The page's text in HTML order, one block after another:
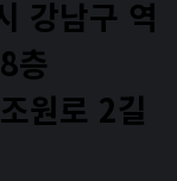
강남구 역
층
원로 2길